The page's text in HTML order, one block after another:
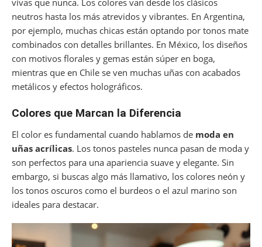
vivas que nunca. Los colores van desde los clásicos
neutros hasta los más atrevidos y vibrantes. En Argentina,
por ejemplo, muchas chicas están optando por tonos mate
combinados con detalles brillantes. En México, los diseños
con motivos florales y gemas están súper en boga,
mientras que en Chile se ven muchas uñas con acabados
metálicos y efectos holográficos.
Colores que Marcan la Diferencia
El color es fundamental cuando hablamos de moda en
uñas acrílicas. Los tonos pasteles nunca pasan de moda y
son perfectos para una apariencia suave y elegante. Sin
embargo, si buscas algo más llamativo, los colores neón y
los tonos oscuros como el burdeos o el azul marino son
ideales para destacar.